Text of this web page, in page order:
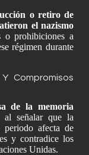
o retiro de
el nazismo
o prohibiciones a
régimen durante
Compromisos
de la memoria
al señalar que la
periodo afecta de
y contradice los
Unidas.